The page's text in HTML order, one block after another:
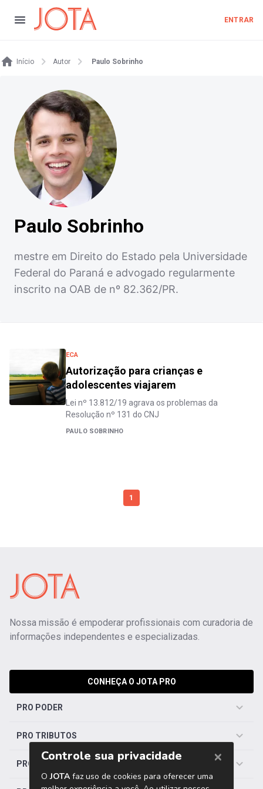
ENTRAR
Início Autor Paulo Sobrinho
Paulo Sobrinho
mestre em Direito do Estado pela Universidade
Federal do Paraná e advogado regularmente
inscrito na OAB de nº 82.362/PR.
ECA
Autorização para crianças e
adolescentes viajarem
Lei nº 13.812/19 agrava os problemas da
Resolução nº 131 do CNJ
PAULO SOBRINHO
1
Nossa missão é empoderar profissionais com curadoria de
informações independentes e especializadas.
CONHEÇA O JOTA PRO
PRO PODER
PRO TRIBUTOS
PRO TRABALHISTA